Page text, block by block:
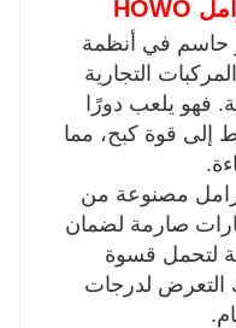
غرفة الفرامل HOWO
حاسم في أنظمة
التجارية
فهو يلعب دورًا
إلى قوة كبح، مما
مصنوعة من
صارمة لضمان
لتحمل قسوة
التعرض لدرجات